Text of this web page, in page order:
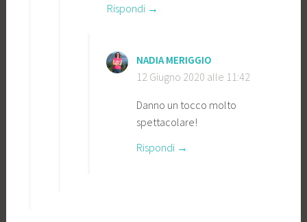
Rispondi
NADIA MERIGGIO
12 Giugno 2020 alle 11:42
Danno un tocco molto
spettacolare!
Rispondi